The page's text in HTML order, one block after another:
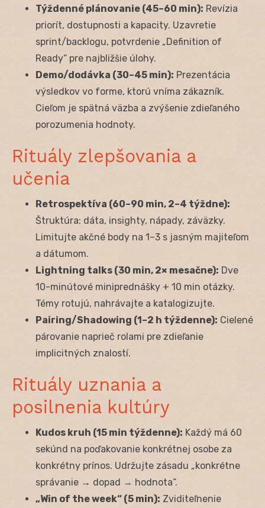
Týždenné plánovanie (45–60 min): Revízia
priorít, dostupnosti a kapacity. Uzavretie
sprint/backlogu, potvrdenie „Definition of
Ready“ pre najbližšie úlohy.
Demo/dodávka (30–45 min): Prezentácia
výsledkov vo forme, ktorú vníma zákazník.
Cieľom je spätná väzba a zvýšenie zdieľaného
porozumenia hodnoty.
Rituály zlepšovania a
učenia
Retrospektíva (60–90 min, 2–4 týždne):
Štruktúra: dáta, insighty, nápady, záväzky.
Limitujte akčné body na 1–3 s jasným majiteľom
a dátumom.
Lightning talks (30 min, 2× mesačne): Dve
10-minútové miniprednášky + 10 min otázky.
Témy rotujú, nahrávajte a katalogizujte.
Pairing/Shadowing (1–2 h týždenne): Cielené
párovanie naprieč rolami pre zdieľanie
implicitných znalostí.
Rituály uznania a
posilnenia kultúry
Kudos kruh (15 min týždenne): Každý má 60
sekúnd na poďakovanie konkrétnej osobe za
konkrétny prínos. Udržujte zásadu „konkrétne
správanie → dopad → hodnota“.
„Win of the week“ (5 min): Zviditeľnenie